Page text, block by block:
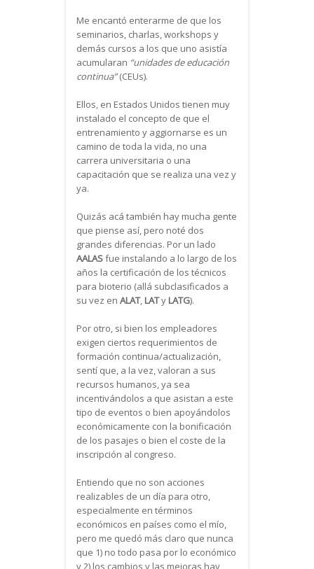
Me encantó enterarme de que los
seminarios, charlas, workshops y
demás cursos a los que uno asistía
acumularan “unidades de educación
continua”(CEUs).
Ellos, en Estados Unidos tienen muy
instalado el concepto de que el
entrenamiento y aggiornarse es un
camino de toda la vida, no una
carrera universitaria o una
capacitación que se realiza una vez y
ya.
Quizás acá también hay mucha gente
que piense así, pero noté dos
grandes diferencias. Por un lado
AALASfue instalando a lo largo de los
años la certificación de los técnicos
para bioterio (allá subclasificados a
su vez en ALAT, LATy LATG).
Por otro, si bien los empleadores
exigen ciertos requerimientos de
formación continua/actualización,
sentí que, a la vez, valoran a sus
recursos humanos, ya sea
incentivándolos a que asistan a este
tipo de eventos o bien apoyándolos
económicamente con la bonificación
de los pasajes o bien el coste de la
inscripción al congreso.
Entiendo que no son acciones
realizables de un día para otro,
especialmente en términos
económicos en países como el mío,
pero me quedó más claro que nunca
que 1) no todo pasa por lo económico
y 2) los cambios y las mejoras hay